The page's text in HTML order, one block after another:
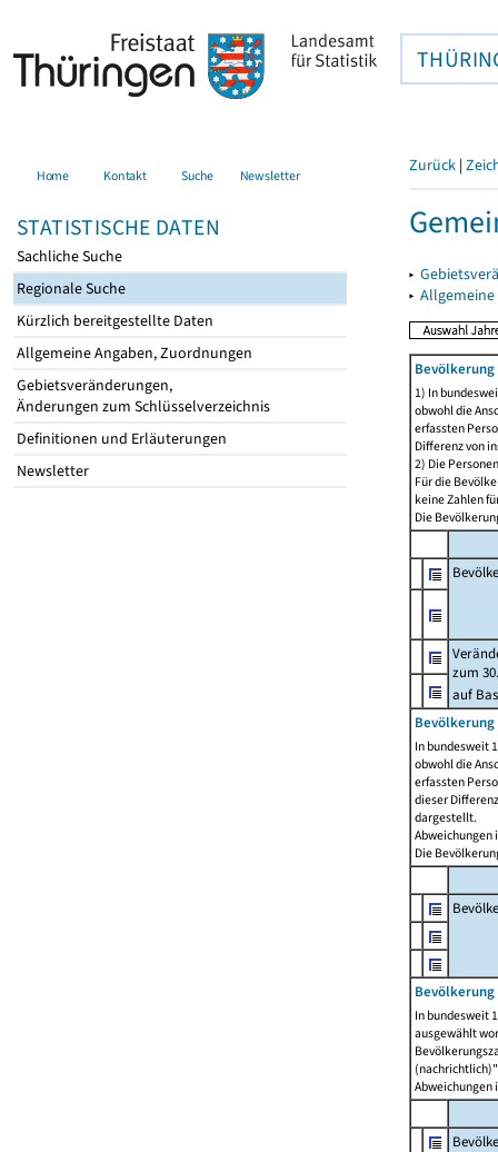
Home Kontakt Suche Newsletter
STATISTISCHE DATEN
Sachliche Suche
Regionale Suche
Kürzlich bereitgestellte Daten
Allgemeine Angaben, Zuordnungen
Gebietsveränderungen,
Änderungen zum Schlüsselverzeichnis
Definitionen und Erläuterungen
Newsletter
Zurück |
▸
▸
1) In
obwohl die
erfassten
Differenz von
2) Die
Für die
keine Zahlen
Die
zum
auf
Bevölkerung
In bundesweit
obwohl die
erfassten
dieser
dargestellt.
Abweichungen
Die
In bundesweit
ausgewählt
Abweichungen